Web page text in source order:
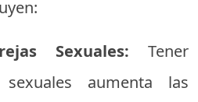
Sexuales: Tener
aumenta las